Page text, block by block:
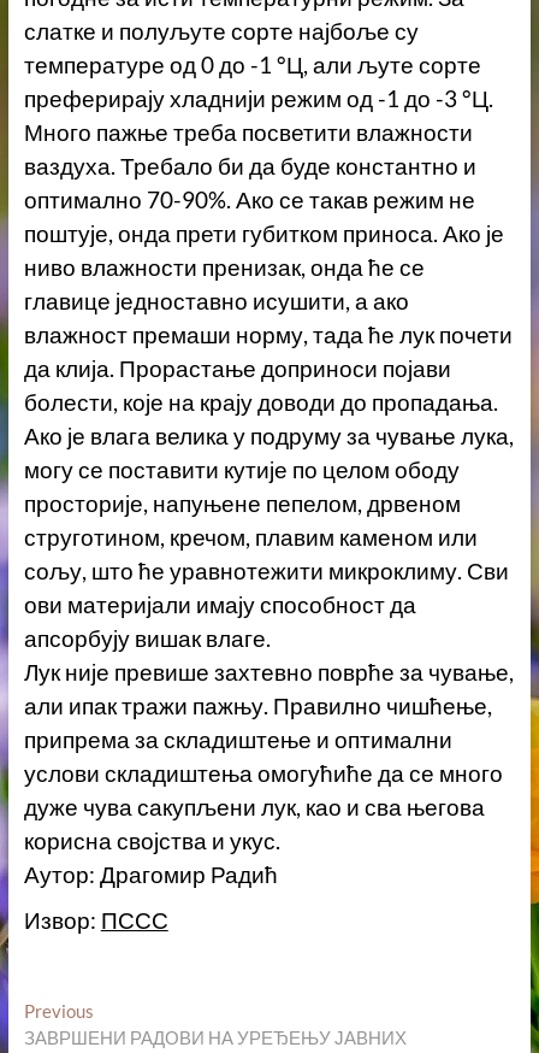
слатке и полуљуте сорте најбоље су
температуре од 0 до -1 °Ц, али љуте сорте
преферирају хладнији режим од -1 до -3 °Ц.
Много пажње треба посветити влажности
ваздуха. Требало би да буде константно и
оптимално 70-90%. Ако се такав режим не
поштује, онда прети губитком приноса. Ако је
ниво влажности пренизак, онда ће се
главице једноставно исушити, а ако
влажност премаши норму, тада ће лук почети
да клија. Прорастање доприноси појави
болести, које на крају доводи до пропадања.
Ако је влага велика у подруму за чување лука,
могу се поставити кутије по целом ободу
просторије, напуњене пепелом, дрвеном
струготином, кречом, плавим каменом или
сољу, што ће уравнотежити микроклиму. Сви
ови материјали имају способност да
апсорбују вишак влаге.
Лук није превише захтевно поврће за чување,
али ипак тражи пажњу. Правилно чишћење,
припрема за складиштење и оптимални
услови складиштења омогућиће да се много
дуже чува сакупљени лук, као и сва његова
корисна својства и укус.
Аутор: Драгомир Радић
Извор: ПССС
Кретање
PreviousPrevious
post:
ЗАВРШЕНИ РАДОВИ НА УРЕЂЕЊУ ЈАВНИХ